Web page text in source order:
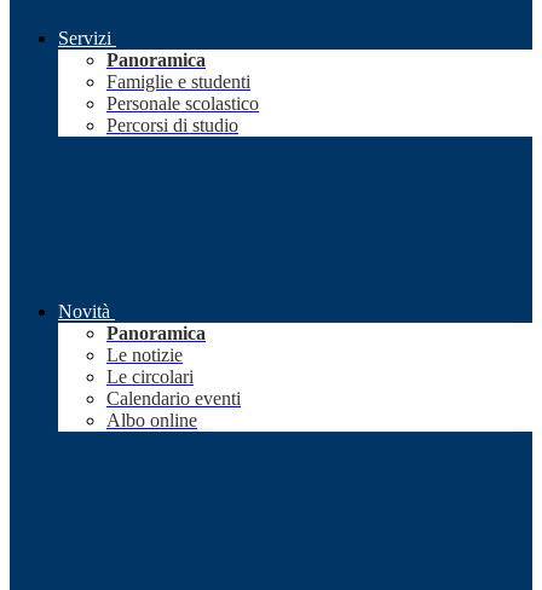
Servizi
Panoramica
Famiglie e studenti
Personale scolastico
Percorsi di studio
Novità
Panoramica
Le notizie
Le circolari
Calendario eventi
Albo online